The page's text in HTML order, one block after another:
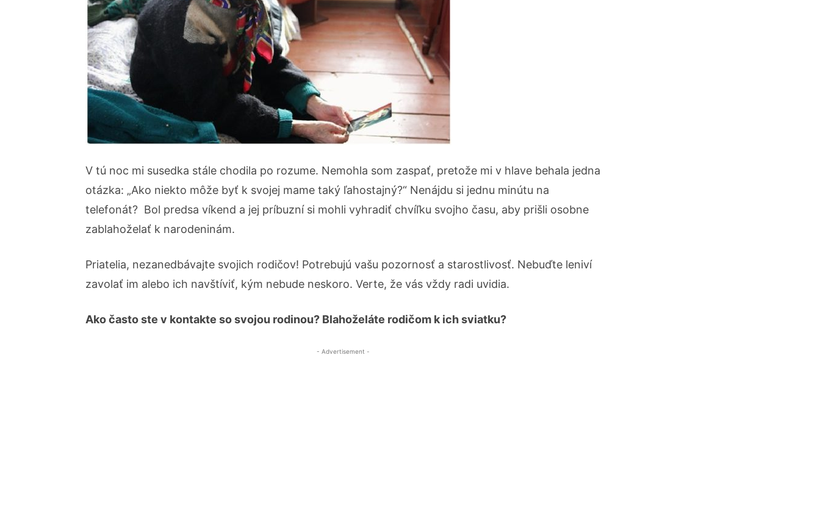
V tú noc mi susedka stále chodila po rozume. Nemohla som zaspať, pretože mi v hlave behala jedna
otázka: „Ako niekto môže byť k svojej mame taký ľahostajný?“ Nenájdu si jednu minútu na
telefonát? Bol predsa víkend a jej príbuzní si mohli vyhradiť chvíľku svojho času, aby prišli osobne
zablahoželať k narodeninám.
Priatelia, nezanedbávajte svojich rodičov! Potrebujú vašu pozornosť a starostlivosť. Nebuďte leniví
zavolať im alebo ich navštíviť, kým nebude neskoro. Verte, že vás vždy radi uvidia.
Ako často ste v kontakte so svojou rodinou? Blahoželáte rodičom k ich sviatku?
- Advertisement -